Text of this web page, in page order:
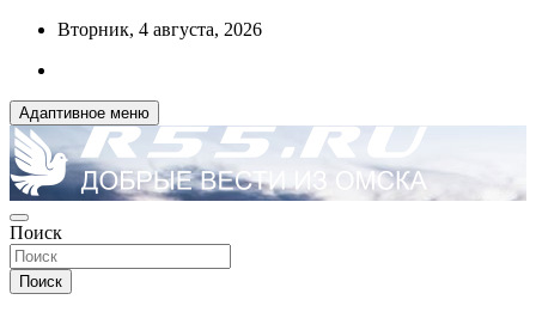
Перейти
содержимому
Вторник, 4 августа, 2026
Адаптивное меню
R55.RU
ДОБРЫЕ ВЕСТИ ИЗ ОМСКА
Поиск
Поиск